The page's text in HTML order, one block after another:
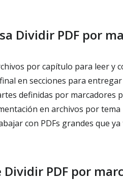
Dividir PDF por
por capítulo para leer y
en secciones para
definidas por marcadores
en archivos por tema
con PDFs grandes que
PDF por